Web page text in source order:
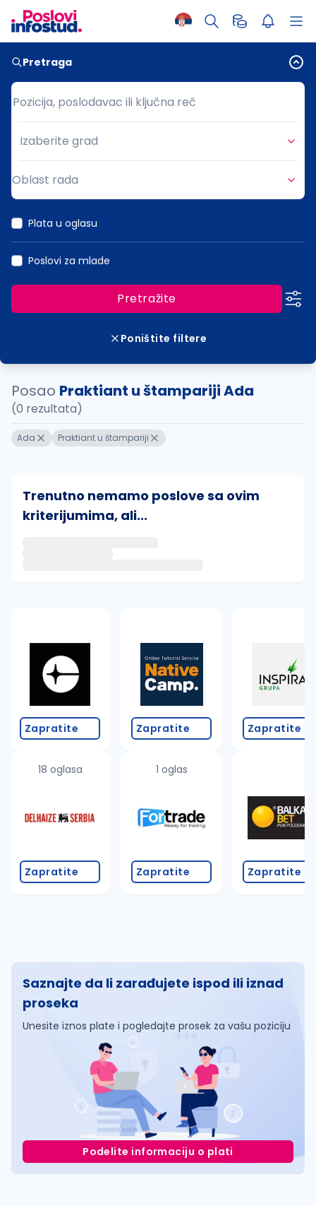
Pretraga
Pozicija, poslodavac ili ključna reč
Pozicija, poslodavac ili ključna reč
Grad
Izaberite grad
Oblast rada
Plata u oglasu
Poslovi za mlade
Pretražite
Poništite filtere
Posao Praktiant u štampariji Ada
(0 rezultata)
Ada Praktiant u štampariji
Trenutno nemamo poslove sa ovim
kriterijumima, ali...
Takođe možete da:
proverite pravopisne greške (koristite č, ć, š, đ,
povećajte radijus za odabrani grad
promenite odabrane filtere pretrage
Zapratite
18 oglasa
Zapratite
Zapratite
1 oglas
Zapratite
Zapratite
Zapratite
Saznajte da li zarađujete ispod ili iznad
proseka
Unesite iznos plate i pogledajte prosek za vašu poziciju
Podelite informaciju o plati